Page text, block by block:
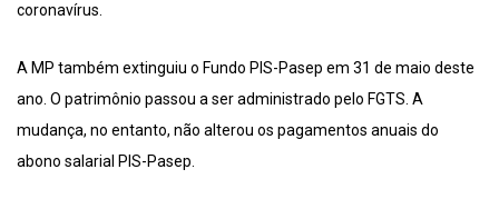
coronavírus.
A MP também extinguiu o Fundo PIS-Pasep em 31 de maio deste
ano. O patrimônio passou a ser administrado pelo FGTS. A
mudança, no entanto, não alterou os pagamentos anuais do
abono salarial PIS-Pasep.